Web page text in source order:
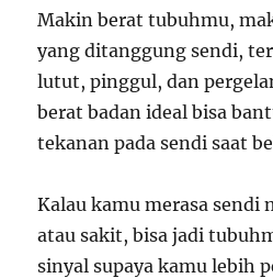
Makin berat tubuhmu,
yang ditanggung sendi,
lutut, pinggul, dan
berat badan ideal bisa
tekanan pada sendi saat
Kalau kamu merasa sendi
atau sakit, bisa jadi
sinyal supaya kamu lebih